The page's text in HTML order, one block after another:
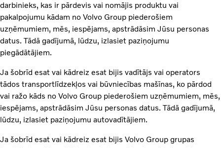
darbinieks, kas ir pārdevis vai nomājis produktu vai
pakalpojumu kādam no Volvo Group piederošiem
uzņēmumiem, mēs, iespējams, apstrādāsim Jūsu personas
datus. Tādā gadījumā, lūdzu, izlasiet paziņojumu
piegādātājiem.
Ja šobrīd esat vai kādreiz esat bijis vadītājs vai operators
tādos transportlīdzekļos vai būvniecības mašīnas, ko pārdod
vai ražo kāds no Volvo Group piederošiem uzņēmumiem, mēs,
iespējams, apstrādāsim Jūsu personas datus. Tādā gadījumā,
lūdzu, izlasiet paziņojumu autovadītājiem.
Ja šobrīd esat vai kādreiz esat bijis Volvo Group grupas